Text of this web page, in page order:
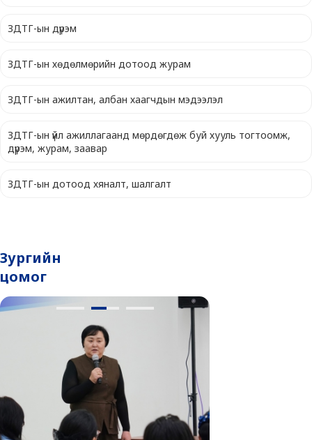
ЗДТГ-ын дүрэм
ЗДТГ-ын хөдөлмөрийн дотоод журам
ЗДТГ-ын aжилтан, албан хаагчдын мэдээлэл
ЗДТГ-ын үйл ажиллагаанд мөрдөгдөж буй хууль тогтоомж,
дүрэм, журам, заавар
ЗДТГ-ын дотоод хяналт, шалгалт
Зургийн
цомог